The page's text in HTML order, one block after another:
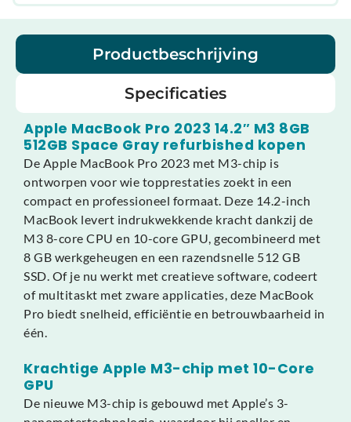
Productbeschrijving
Specificaties
Apple MacBook Pro 2023 14.2″ M3 8GB
512GB Space Gray refurbished kopen
De Apple MacBook Pro 2023 met M3-chip is
ontworpen voor wie topprestaties zoekt in een
compact en professioneel formaat. Deze 14.2-inch
MacBook levert indrukwekkende kracht dankzij de
M3 8-core CPU en 10-core GPU, gecombineerd met
8 GB werkgeheugen en een razendsnelle 512 GB
SSD. Of je nu werkt met creatieve software, codeert
of multitaskt met zware applicaties, deze MacBook
Pro biedt snelheid, efficiëntie en betrouwbaarheid in
één.
Krachtige Apple M3-chip met 10-Core
GPU
De nieuwe M3-chip is gebouwd met Apple’s 3-